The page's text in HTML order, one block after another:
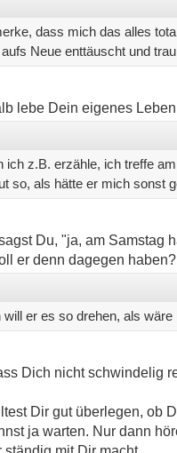
dass mich das alles
Neue enttäuscht und
lebe Dein eigenes
ich z.B. erzähle, ich treffe
so, als hätte er mich sonst
Du, "ja, am Samstag
er denn dagegen
will er es so drehen, als
Dich nicht schwindelig
Dir gut überlegen, ob
ja warten. Nur dann